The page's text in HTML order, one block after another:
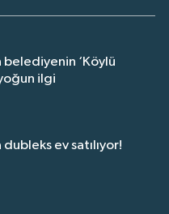
belediyenin ‘Köylü
yoğun ilgi
dubleks ev satılıyor!